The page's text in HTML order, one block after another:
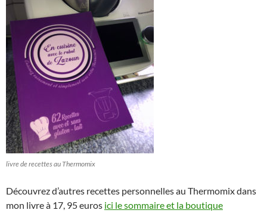
livre de recettes au Thermomix
Découvrez d’autres recettes personnelles au Thermomix dans
mon livre à 17, 95 euros ici le sommaire et la boutique